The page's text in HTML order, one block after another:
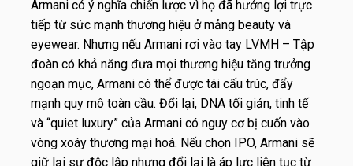
Armani có ý nghĩa chiến lược vì họ đã hưởng lợi trực
tiếp từ sức mạnh thương hiệu ở mảng beauty và
eyewear. Nhưng nếu Armani rơi vào tay LVMH – Tập
đoàn có khả năng đưa mọi thương hiệu tăng trưởng
ngoạn mục, Armani có thể được tái cấu trúc, đẩy
mạnh quy mô toàn cầu. Đổi lại, DNA tối giản, tinh tế
và “quiet luxury” của Armani có nguy cơ bị cuốn vào
vòng xoáy thương mại hoá. Nếu chọn IPO, Armani sẽ
giữ lại sự độc lập nhưng đổi lại là áp lực liên tục từ